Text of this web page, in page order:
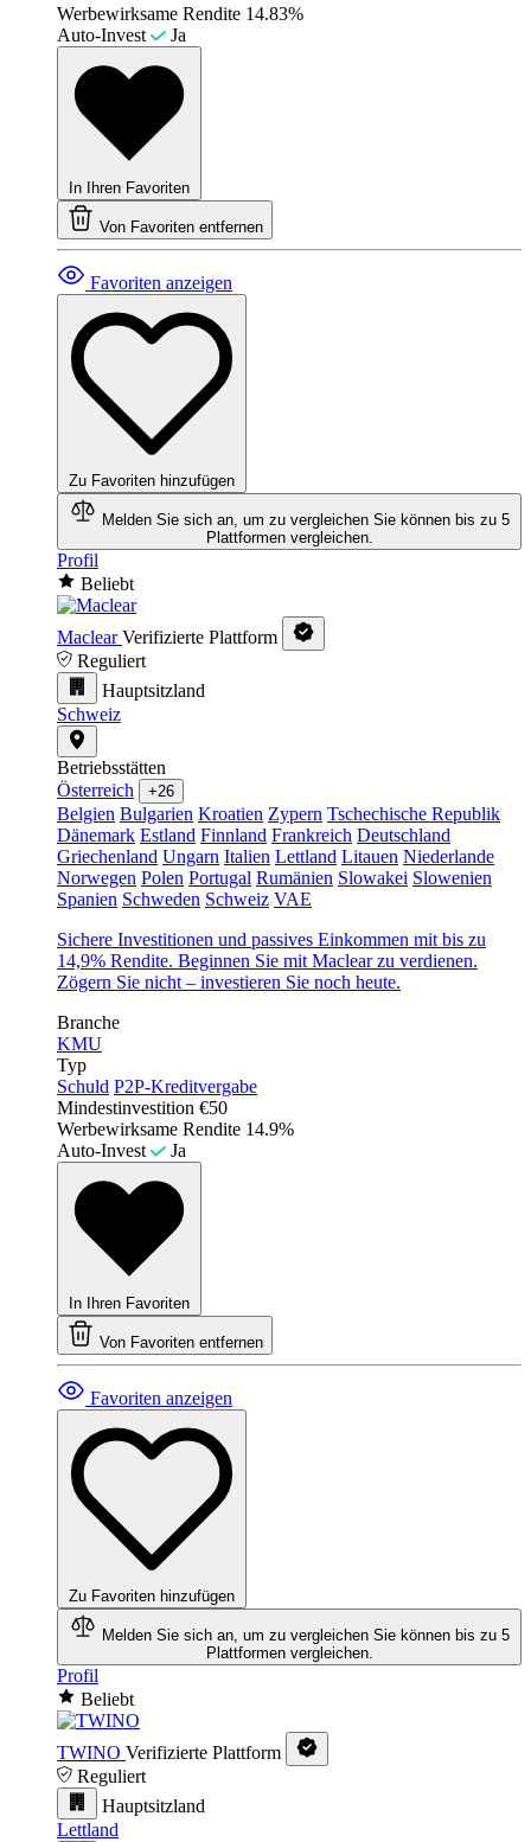
Werbewirksame Rendite 14.83%
Auto-Invest
Ja
In Ihren Favoriten
Von Favoriten entfernen
Favoriten anzeigen
Zu Favoriten hinzufügen
Melden Sie sich an, um zu vergleichen Sie können bis zu 5
Plattformen vergleichen.
Profil
Beliebt
Maclear Verifizierte Plattform
Reguliert
Hauptsitzland
Schweiz
Betriebsstätten
Österreich
+26
Belgien Bulgarien Kroatien Zypern Tschechische Republik
Dänemark Estland Finnland Frankreich Deutschland
Griechenland Ungarn Italien Lettland Litauen Niederlande
Norwegen Polen Portugal Rumänien Slowakei Slowenien
Spanien Schweden Schweiz VAE
Sichere Investitionen und passives Einkommen mit bis zu
14,9% Rendite. Beginnen Sie mit Maclear zu verdienen.
Zögern Sie nicht – investieren Sie noch heute.
Branche
KMU
Typ
Schuld P2P-Kreditvergabe
Mindestinvestition €50
Werbewirksame Rendite 14.9%
Auto-Invest
Ja
In Ihren Favoriten
Von Favoriten entfernen
Favoriten anzeigen
Zu Favoriten hinzufügen
Melden Sie sich an, um zu vergleichen Sie können bis zu 5
Plattformen vergleichen.
Profil
Beliebt
TWINO Verifizierte Plattform
Reguliert
Hauptsitzland
Lettland